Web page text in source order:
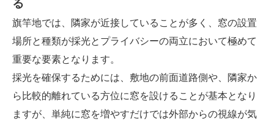
旗竿地では、隣家が近接していることが多く、窓の設置
場所と種類が採光とプライバシーの両立において極めて
重要な要素となります。
採光を確保するためには、敷地の前面道路側や、隣家か
ら比較的離れている方位に窓を設けることが基本となり
ますが、単純に窓を増やすだけでは外部からの視線が気